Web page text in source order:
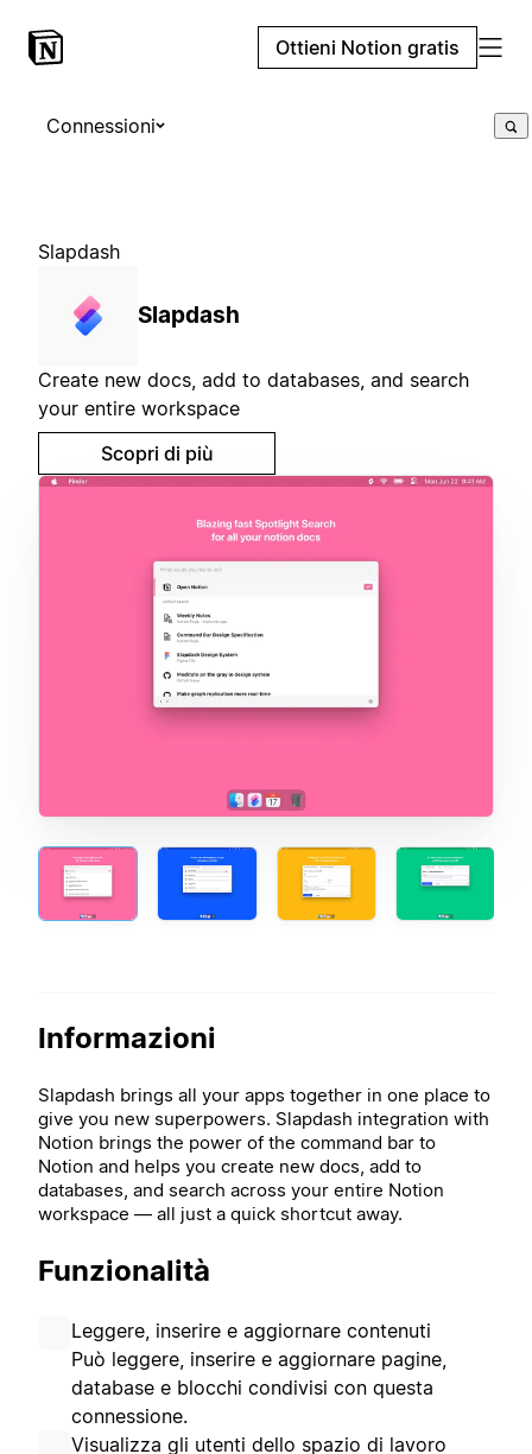
Ottieni Notion gratis
Connessioni
Slapdash
Slapdash
Create new docs, add to databases, and search
your entire workspace
Scopri di più
Informazioni
Slapdash brings all your apps together in one place to
give you new superpowers. Slapdash integration with
Notion brings the power of the command bar to
Notion and helps you create new docs, add to
databases, and search across your entire Notion
workspace — all just a quick shortcut away.
Funzionalità
Leggere, inserire e aggiornare contenuti
Può leggere, inserire e aggiornare pagine,
database e blocchi condivisi con questa
connessione.
Visualizza gli utenti dello spazio di lavoro